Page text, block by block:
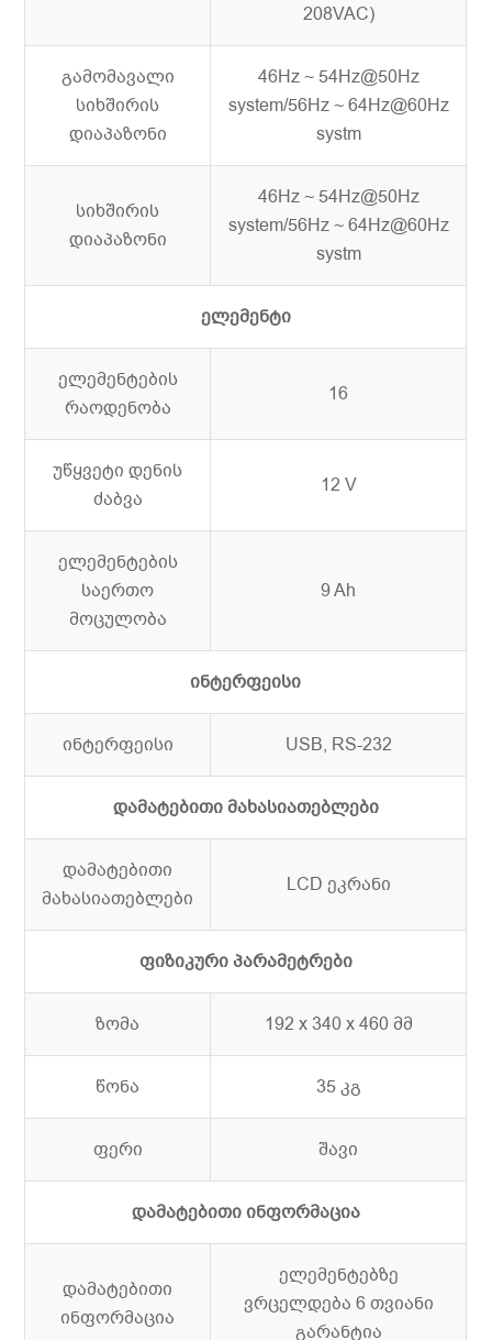
208VAC)
გამომავალი
სიხშირის
დიაპაზონი
46Hz ~ 54Hz@50Hz
system/56Hz ~ 64Hz@60Hz
systm
სიხშირის
დიაპაზონი
46Hz ~ 54Hz@50Hz
system/56Hz ~ 64Hz@60Hz
systm
ელემენტი
ელემენტების
რაოდენობა
16
უწყვეტი დენის
ძაბვა
12 V
ელემენტების
საერთო
მოცულობა
9 Ah
ინტერფეისი
ინტერფეისი USB, RS-232
დამატებითი მახასიათებლები
დამატებითი
მახასიათებლები
LCD ეკრანი
ფიზიკური პარამეტრები
ზომა 192 x 340 x 460 მმ
წონა 35 კგ
ფერი შავი
დამატებითი ინფორმაცია
დამატებითი
ინფორმაცია
ელემენტებზე
ვრცელდება 6 თვიანი
გარანტია